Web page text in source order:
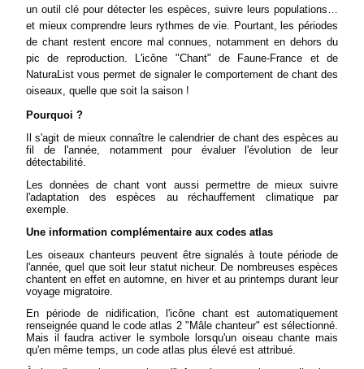
un outil clé pour détecter les espèces, suivre leurs populations…
et mieux comprendre leurs rythmes de vie. Pourtant, les périodes
de chant restent encore mal connues, notamment en dehors du
pic de reproduction. L'icône "Chant" de Faune-France et de
NaturaList vous permet de signaler le comportement de chant des
oiseaux, quelle que soit la saison !
Pourquoi ?
Il s'agit de mieux connaître le calendrier de chant des espèces au
fil de l'année, notamment pour évaluer l'évolution de leur
détectabilité.
Les données de chant vont aussi permettre de mieux suivre
l'adaptation des espèces au réchauffement climatique par
exemple.
Une information complémentaire aux codes atlas
Les oiseaux chanteurs peuvent être signalés à toute période de
l'année, quel que soit leur statut nicheur. De nombreuses espèces
chantent en effet en automne, en hiver et au printemps durant leur
voyage migratoire.
En période de nidification, l'icône chant est automatiquement
renseignée quand le code atlas 2 "Mâle chanteur" est sélectionné.
Mais il faudra activer le symbole lorsqu'un oiseau chante mais
qu'en même temps, un code atlas plus élevé est attribué.